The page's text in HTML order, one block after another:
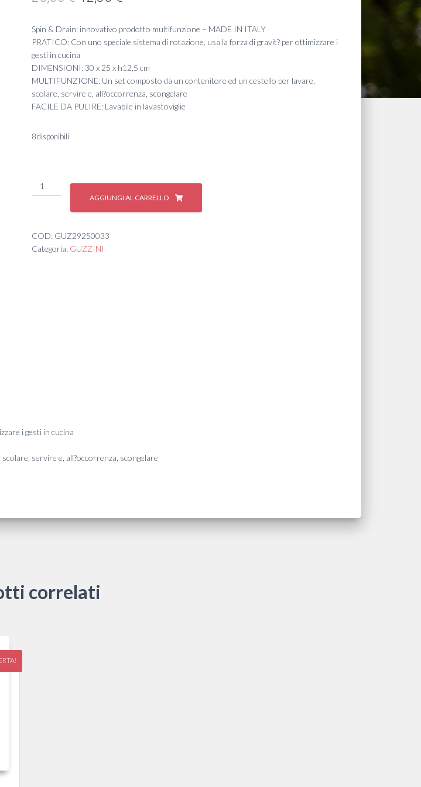
originale
era:
26,00 €.
attuale
è:
12,80 €.
Spin & Drain: innovativo prodotto multifunzione – MADE IN ITALY
PRATICO: Con uno speciale sistema di rotazione, usa la forza di gravit? per ottimizzare i
gesti in cucina
DIMENSIONI: 30 x 25 x h12,5 cm
MULTIFUNZIONE: Un set composto da un contenitore ed un cestello per lavare,
scolare, servire e, all?occorrenza, scongelare
FACILE DA PULIRE: Lavabile in lavastoviglie
8 disponibili
SCOLATUTTO
CON
CONTENIT.
quantità
AGGIUNGI AL CARRELLO
COD: GUZ29250033
Categoria: GUZZINI
i gesti in cucina
servire e, all?occorrenza, scongelare
correlati